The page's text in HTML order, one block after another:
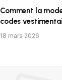
Comment la
codes
18 mars 2026